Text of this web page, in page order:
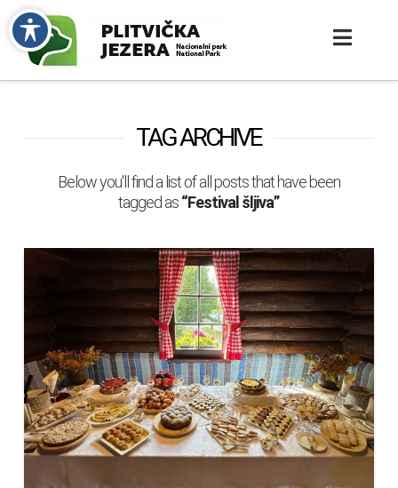
TAG ARCHIVE
Below you'll find a list of all posts that have been
tagged as“Festival šljiva”